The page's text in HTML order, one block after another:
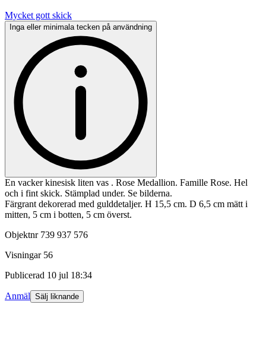
Mycket gott skick
Inga eller minimala tecken på användning
En vacker kinesisk liten vas . Rose Medallion. Famille Rose. Hel
och i fint skick. Stämplad under. Se bilderna.
Färgrant dekorerad med gulddetaljer. H 15,5 cm. D 6,5 cm mätt i
mitten, 5 cm i botten, 5 cm överst.
Objektnr 739 937 576
Visningar 56
Publicerad 10 jul 18:34
Anmäl Sälj liknande